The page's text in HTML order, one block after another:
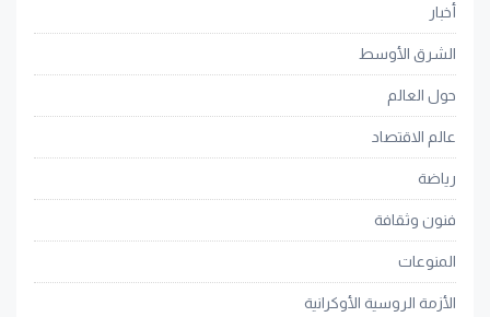
أخبار
الشرق الأوسط
حول العالم
عالم الاقتصاد
رياضة
فنون وثقافة
المنوعات
الأزمة الروسية الأوكرانية